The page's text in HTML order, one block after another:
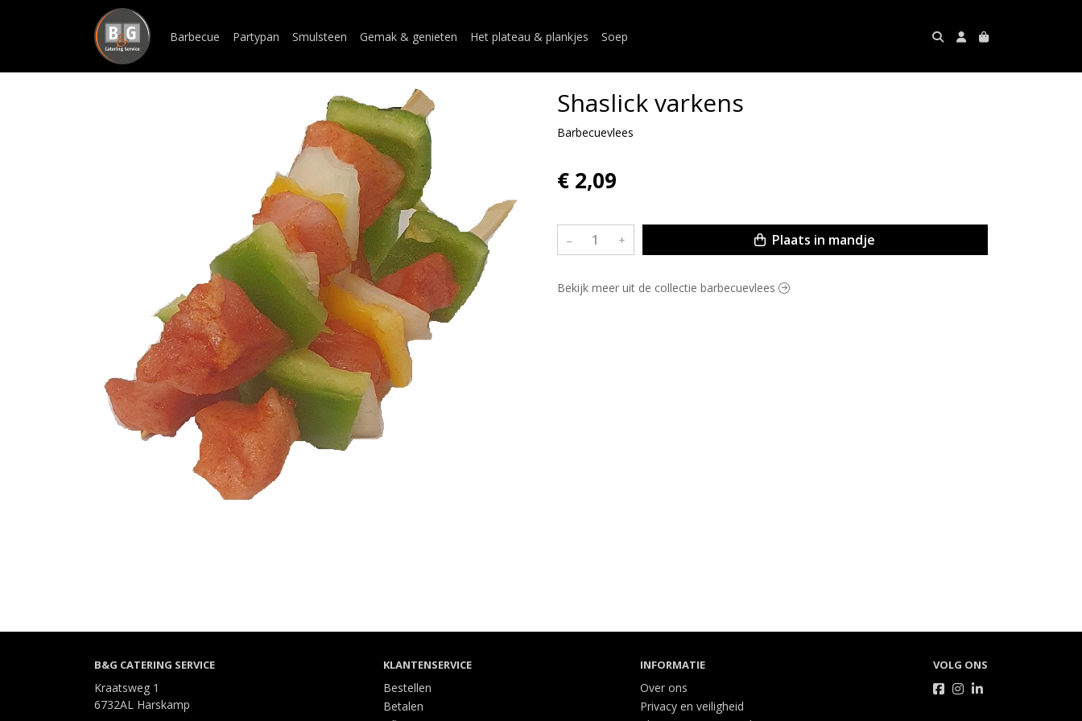
Barbecue Partypan Smulsteen Gemak & genieten Het plateau & plankjes Soep
Shaslick varkens
Barbecuevlees
€ 2,09
– + Plaats in mandje
Bekijk meer uit de collectie barbecuevlees
B&G CATERING SERVICE
Kraatsweg 1
6732AL Harskamp
KLANTENSERVICE
Bestellen
Betalen
INFORMATIE
Over ons
Privacy en veiligheid
VOLG ONS